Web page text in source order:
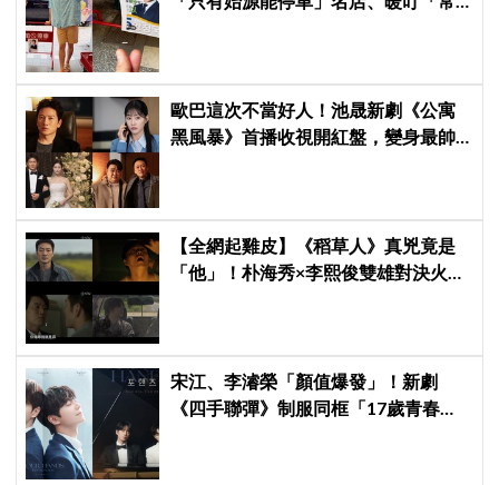
歐巴這次不當好人！池晟新劇《公寓
黑風暴》首播收視開紅盤，變身最帥
【全網起雞皮】《稻草人》真兇竟是
「他」！朴海秀×李熙俊雙雄對決火花
宋江、李濬榮「顏值爆發」！新劇
《四手聯彈》制服同框「17歲青春神